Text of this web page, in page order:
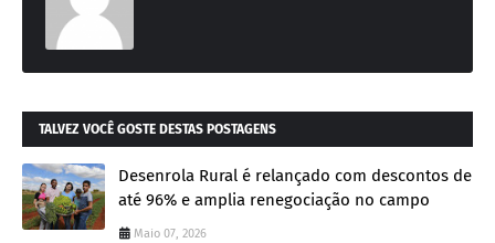
TALVEZ VOCÊ GOSTE DESTAS POSTAGENS
Desenrola Rural é relançado com descontos de
até 96% e amplia renegociação no campo
Maio 07, 2026